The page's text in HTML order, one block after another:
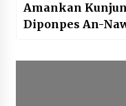
Amankan
Diponpes An-